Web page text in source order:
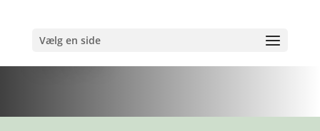
Vælg en side